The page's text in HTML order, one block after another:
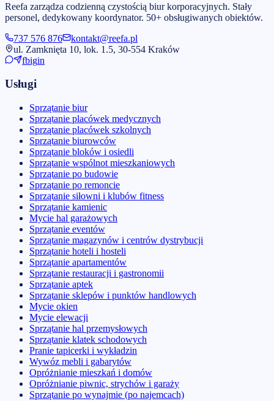
Reefa zarządza codzienną czystością biur korporacyjnych. Stały
personel, dedykowany koordynator. 50+ obsługiwanych obiektów.
737 576 876
kontakt@reefa.pl
ul. Zamknięta 10, lok. 1.5, 30-554 Kraków
fbigin
Usługi
Sprzątanie biur
Sprzątanie placówek medycznych
Sprzątanie placówek szkolnych
Sprzątanie biurowców
Sprzątanie bloków i osiedli
Sprzątanie wspólnot mieszkaniowych
Sprzątanie po budowie
Sprzątanie po remoncie
Sprzątanie siłowni i klubów fitness
Sprzątanie kamienic
Mycie hal garażowych
Sprzątanie eventów
Sprzątanie magazynów i centrów dystrybucji
Sprzątanie hoteli i hosteli
Sprzątanie apartamentów
Sprzątanie restauracji i gastronomii
Sprzątanie aptek
Sprzątanie sklepów i punktów handlowych
Mycie okien
Mycie elewacji
Sprzątanie hal przemysłowych
Sprzątanie klatek schodowych
Pranie tapicerki i wykładzin
Wywóz mebli i gabarytów
Opróżnianie mieszkań i domów
Opróżnianie piwnic, strychów i garaży
Sprzątanie po wynajmie (po najemcach)